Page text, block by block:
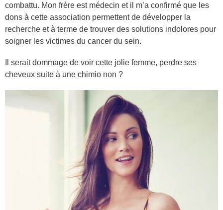
combattu. Mon frère est médecin et il m’a confirmé que les
dons à cette association permettent de développer la
recherche et à terme de trouver des solutions indolores pour
soigner les victimes du cancer du sein.
Il serait dommage de voir cette jolie femme, perdre ses
cheveux suite à une chimio non ?